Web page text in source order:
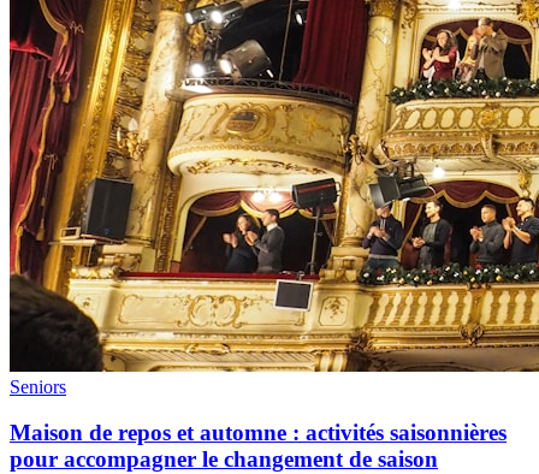
Seniors
Maison de repos et automne : activités saisonnières
pour accompagner le changement de saison